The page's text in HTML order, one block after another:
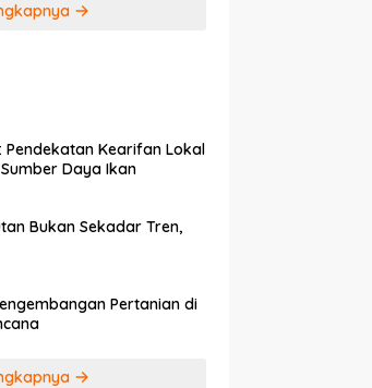
Pendekatan Kearifan Lokal
Daya Ikan
Bukan Sekadar Tren,
Pertanian di